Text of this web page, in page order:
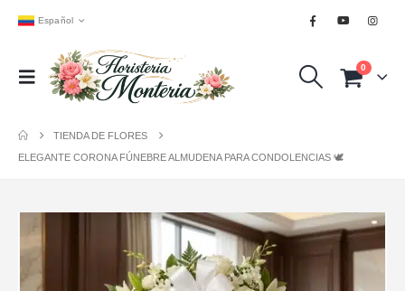
Español
0
TIENDA DE FLORES
ELEGANTE CORONA FÚNEBRE ALMUDENA PARA CONDOLENCIAS 🕊️